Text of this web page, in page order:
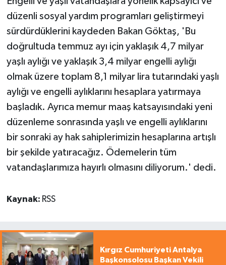
düzenli sosyal yardım programları geliştirmeyi
sürdürdüklerini kaydeden Bakan Göktaş, 'Bu
doğrultuda temmuz ayı için yaklaşık 4,7 milyar
yaşlı aylığı ve yaklaşık 3,4 milyar engelli aylığı
olmak üzere toplam 8,1 milyar lira tutarındaki yaşlı
aylığı ve engelli aylıklarını hesaplara yatırmaya
başladık. Ayrıca memur maaş katsayısındaki yeni
düzenleme sonrasında yaşlı ve engelli aylıklarını
bir sonraki ay hak sahiplerimizin hesaplarına artışlı
bir şekilde yatıracağız. Ödemelerin tüm
vatandaşlarımıza hayırlı olmasını diliyorum.' dedi.
Kaynak: RSS
Kırgız Cumhuriyeti Antalya
Başkonsolosu Başkan Vekili